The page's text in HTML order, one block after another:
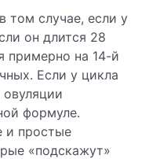
том случае, если у
он длится 28
примерно на 14-й
Если у цикла
овуляции
формуле.
и простые
«подскажут»